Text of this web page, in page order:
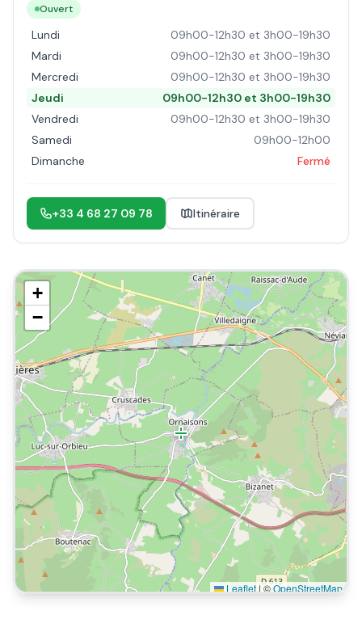
Ouvert
Lundi
09h00-12h30 et 3h00-19h30
Mardi
09h00-12h30 et 3h00-19h30
Mercredi
09h00-12h30 et 3h00-19h30
Jeudi
09h00-12h30 et 3h00-19h30
Vendredi
09h00-12h30 et 3h00-19h30
Samedi
09h00-12h00
Dimanche
Fermé
+33 4 68 27 09 78 Itinéraire
+
−
Leaflet |©OpenStreetMap